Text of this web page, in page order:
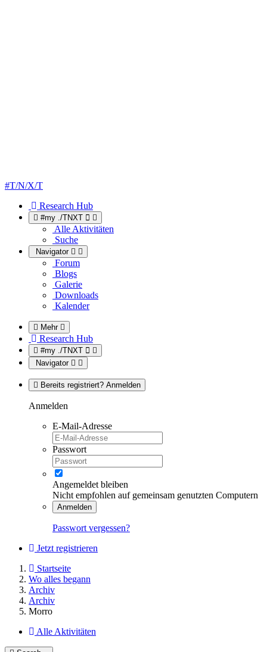
#T/N/X/T
Research Hub
#my ./TNXT
Alle Aktivitäten
Suche
Navigator
Forum
Blogs
Galerie
Downloads
Kalender
Mehr
Research Hub
#my ./TNXT
Navigator
Bereits registriert? Anmelden
Anmelden
E-Mail-Adresse
Passwort
Angemeldet bleiben
Nicht empfohlen auf gemeinsam genutzten Computern
Anmelden
Passwort vergessen?
Jetzt registrieren
Startseite
Wo alles begann
Archiv
Archiv
Morro
Alle Aktivitäten